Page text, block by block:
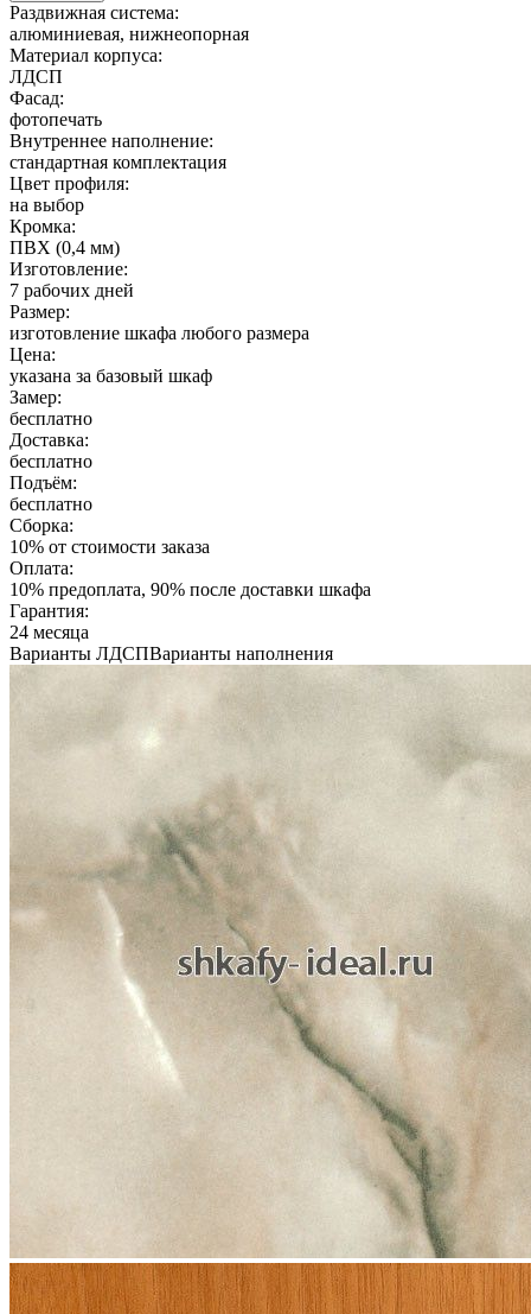
Раздвижная система:
алюминиевая, нижнеопорная
Материал корпуса:
ЛДСП
Фасад:
фотопечать
Внутреннее наполнение:
стандартная комплектация
Цвет профиля:
на выбор
Кромка:
ПВХ (0,4 мм)
Изготовление:
7 рабочих дней
Размер:
изготовление шкафа любого размера
Цена:
указана за базовый шкаф
Замер:
бесплатно
Доставка:
бесплатно
Подъём:
бесплатно
Сборка:
10% от стоимости заказа
Оплата:
10% предоплата, 90% после доставки шкафа
Гарантия:
24 месяца
Варианты ЛДСПВарианты наполнения